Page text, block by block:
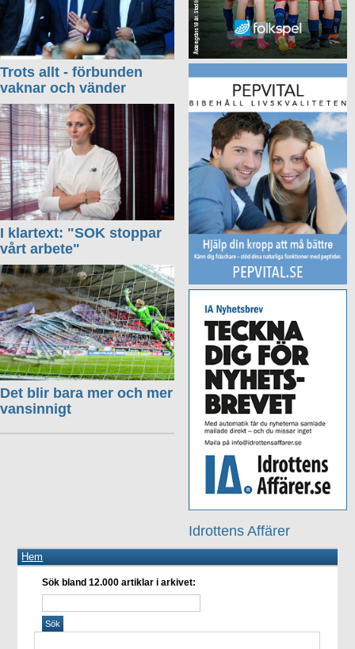
Idrottens Affärer
Trots allt - förbunden
vaknar och vänder
I klartext: "SOK stoppar
vårt arbete"
Det blir bara mer och mer
vansinnigt
Hem
Sök bland 12.000 artiklar i arkivet: